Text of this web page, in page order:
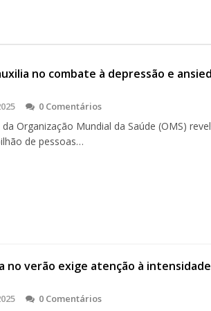
no combate à depressão e
0 Comentários
Organização Mundial da Saúde (OMS)
de pessoas…
no verão exige atenção à
0 Comentários